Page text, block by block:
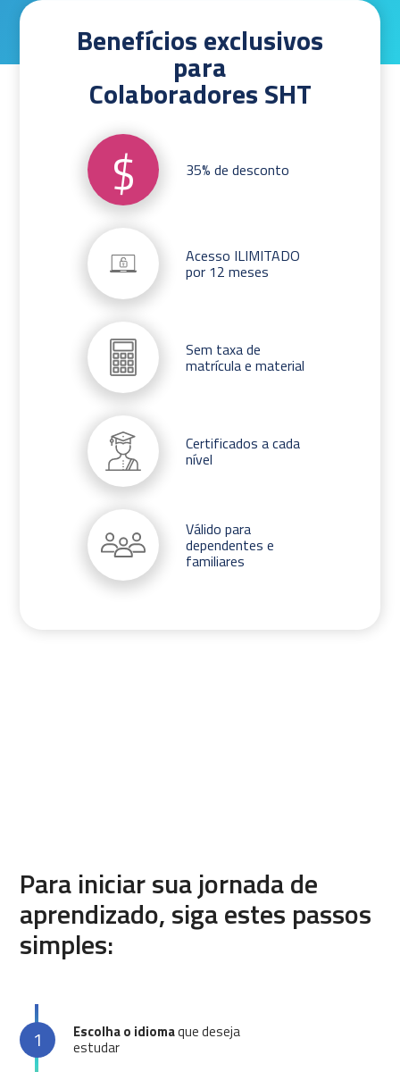
Benefícios exclusivos
para
Colaboradores SHT
$ 35% de desconto
Acesso ILIMITADO
por 12 meses
Sem taxa de
matrícula e material
Certificados a cada
nível
Válido para
dependentes e
familiares
Para iniciar sua jornada de
aprendizado, siga estes passos
simples:
1 Escolha o idiomaque deseja
estudar